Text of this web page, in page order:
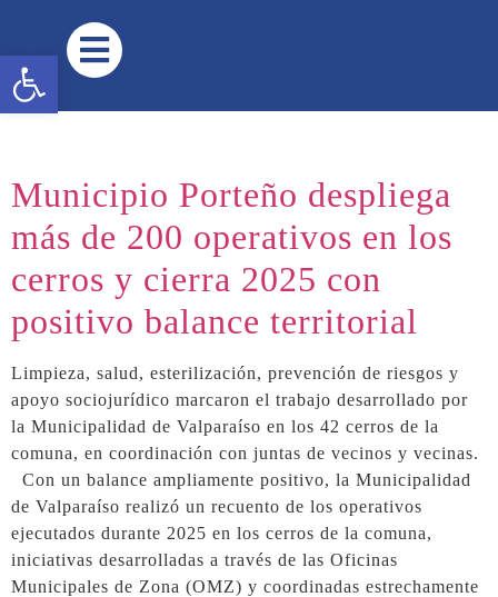
Abrir barra de herramientas
Municipio Porteño despliega
más de 200 operativos en los
cerros y cierra 2025 con
positivo balance territorial
Limpieza, salud, esterilización, prevención de riesgos y
apoyo sociojurídico marcaron el trabajo desarrollado por
la Municipalidad de Valparaíso en los 42 cerros de la
comuna, en coordinación con juntas de vecinos y vecinas.
Con un balance ampliamente positivo, la Municipalidad
de Valparaíso realizó un recuento de los operativos
ejecutados durante 2025 en los cerros de la comuna,
iniciativas desarrolladas a través de las Oficinas
Municipales de Zona (OMZ) y coordinadas estrechamente